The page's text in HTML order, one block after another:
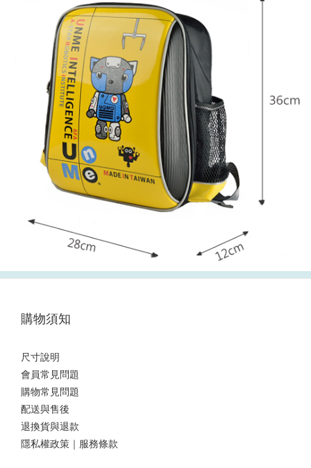
購物須知
尺寸說明
會員常見問題
購物常見問題
配送與售後
退換貨與退款
隱私權政策｜服務條款